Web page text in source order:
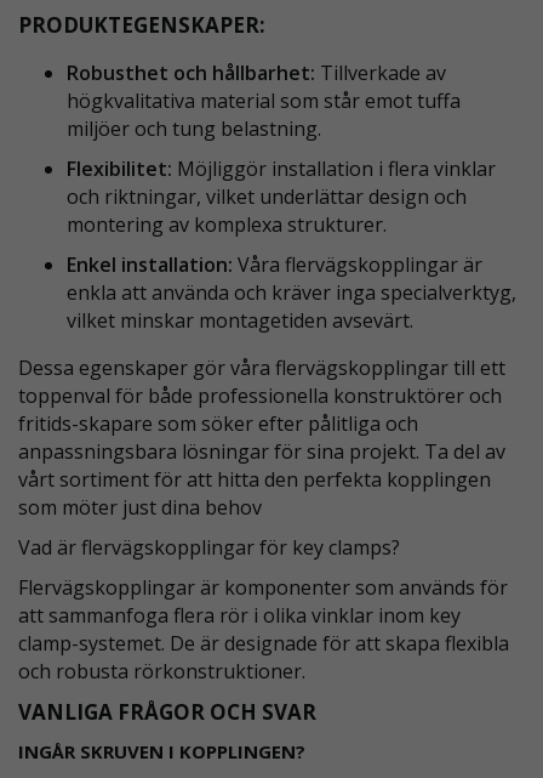
PRODUKTEGENSKAPER:
Robusthet och hållbarhet: Tillverkade av
högkvalitativa material som står emot tuffa
miljöer och tung belastning.
Flexibilitet: Möjliggör installation i flera vinklar
och riktningar, vilket underlättar design och
montering av komplexa strukturer.
Enkel installation: Våra flervägskopplingar är
enkla att använda och kräver inga specialverktyg,
vilket minskar montagetiden avsevärt.
Dessa egenskaper gör våra flervägskopplingar till ett
toppenval för både professionella konstruktörer och
fritids-skapare som söker efter pålitliga och
anpassningsbara lösningar för sina projekt. Ta del av
vårt sortiment för att hitta den perfekta kopplingen
som möter just dina behov
Vad är flervägskopplingar för key clamps?
Flervägskopplingar är komponenter som används för
att sammanfoga flera rör i olika vinklar inom key
clamp-systemet. De är designade för att skapa flexibla
och robusta rörkonstruktioner.
VANLIGA FRÅGOR OCH SVAR
INGÅR SKRUVEN I KOPPLINGEN?